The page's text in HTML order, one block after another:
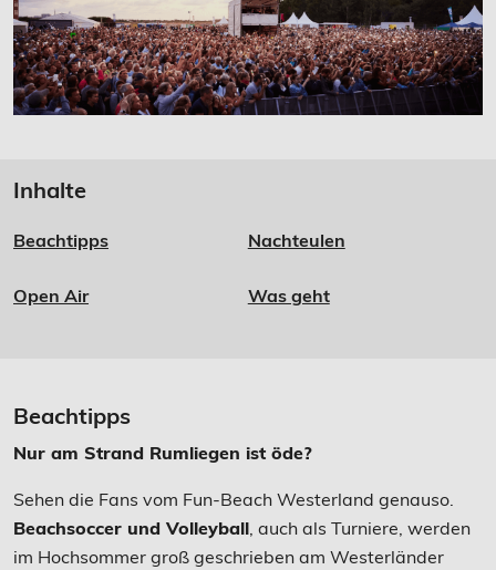
Inhalte
Beachtipps Nachteulen
Open Air Was geht
Beachtipps
Nur am Strand Rumliegen ist öde?
Sehen die Fans vom Fun-Beach Westerland genauso.
Beachsoccer und Volleyball, auch als Turniere, werden
im Hochsommer groß geschrieben am Westerländer